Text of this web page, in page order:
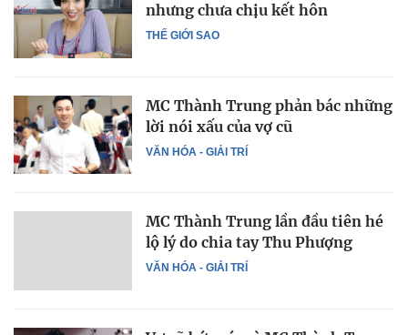
THẾ GIỚI SAO
nhưng chưa chịu kết hôn
VĂN HÓA - GIẢI TRÍ
MC Thành Trung phản bác những
lời nói xấu của vợ cũ
VĂN HÓA - GIẢI TRÍ
MC Thành Trung lần đầu tiên hé
lộ lý do chia tay Thu Phượng